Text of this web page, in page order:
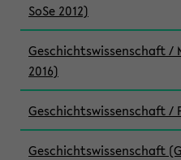
SoSe 2012)
Geschichtswissenschaft /
2016)
Geschichtswissenschaft /
Geschichtswissenschaft